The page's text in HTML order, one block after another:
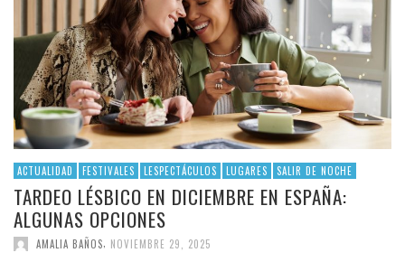
ACTUALIDAD FESTIVALES LESPECTÁCULOS LUGARES SALIR DE NOCHE
TARDEO LÉSBICO EN DICIEMBRE EN ESPAÑA:
ALGUNAS OPCIONES
AMALIA BAÑOS NOVIEMBRE 29, 2025